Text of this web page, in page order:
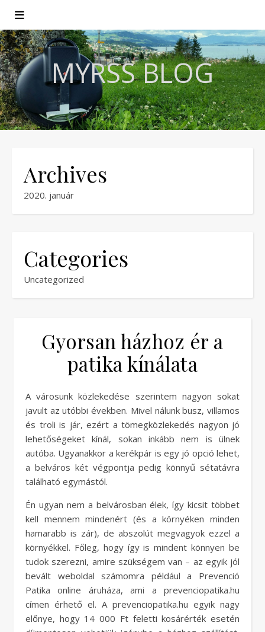
MYRSS BLOG
Archives
2020. január
Categories
Uncategorized
Gyorsan házhoz ér a
patika kínálata
A városunk közlekedése szerintem nagyon sokat
javult az utóbbi években. Mivel nálunk busz, villamos
és troli is jár, ezért a tömegközlekedés nagyon jó
lehetőségeket kínál, sokan inkább nem is ülnek
autóba. Ugyanakkor a kerékpár is egy jó opció lehet,
a belváros két végpontja pedig könnyű sétatávra
található egymástól.
Én ugyan nem a belvárosban élek, így kicsit többet
kell mennem mindenért (és a környéken minden
hamarabb is zár), de abszolút megvagyok ezzel a
környékkel. Főleg, hogy így is mindent könnyen be
tudok szerezni, amire szükségem van – az egyik jól
bevált weboldal számomra például a Prevenció
Patika online áruháza, ami a prevenciopatika.hu
címen érhető el. A prevenciopatika.hu egyik nagy
előnye, hogy 14 000 Ft feletti kosárérték esetén